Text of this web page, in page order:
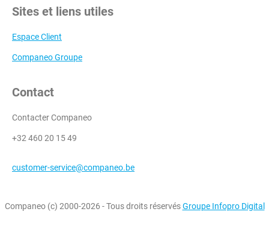
Sites et liens utiles
Espace Client
Companeo Groupe
Contact
Contacter Companeo
+32 460 20 15 49
customer-service@companeo.be
Companeo (c) 2000-2026 - Tous droits réservésGroupe Infopro Digital